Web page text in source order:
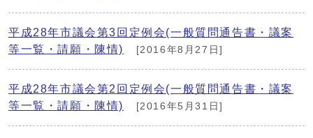
平成28年市議会第3回定例会(一般質問通告書・議案
等一覧・請願・陳情)
[2016年8月27日]
平成28年市議会第2回定例会(一般質問通告書・議案
等一覧・請願・陳情)
[2016年5月31日]